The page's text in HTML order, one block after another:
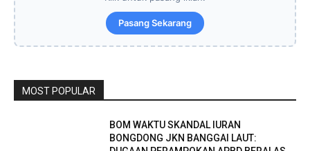
Pasang Sekarang
MOST POPULAR
BOM WAKTU SKANDAL IURAN
BONGDONG JKN BANGGAI LAUT: